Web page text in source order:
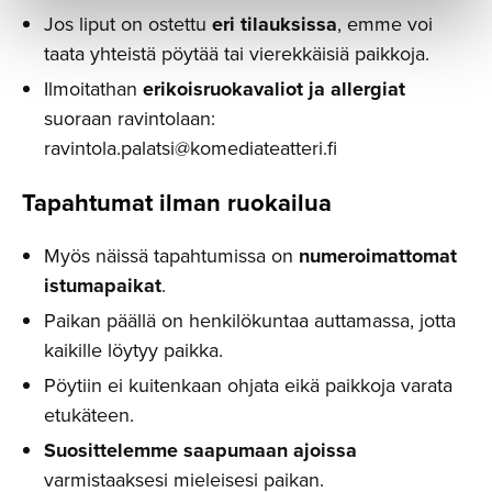
Jos liput on ostettu eri tilauksissa, emme voi
taata yhteistä pöytää tai vierekkäisiä paikkoja.
Ilmoitathan erikoisruokavaliot ja allergiat
suoraan ravintolaan:
ravintola.palatsi@komediateatteri.fi
Tapahtumat ilman ruokailua
Myös näissä tapahtumissa on numeroimattomat
istumapaikat.
Paikan päällä on henkilökuntaa auttamassa, jotta
kaikille löytyy paikka.
Pöytiin ei kuitenkaan ohjata eikä paikkoja varata
etukäteen.
Suosittelemme saapumaan ajoissa
varmistaaksesi mieleisesi paikan.